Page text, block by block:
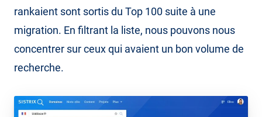
rankaient sont sortis du Top 100 suite à une
migration. En filtrant la liste, nous pouvons nous
concentrer sur ceux qui avaient un bon volume de
recherche.